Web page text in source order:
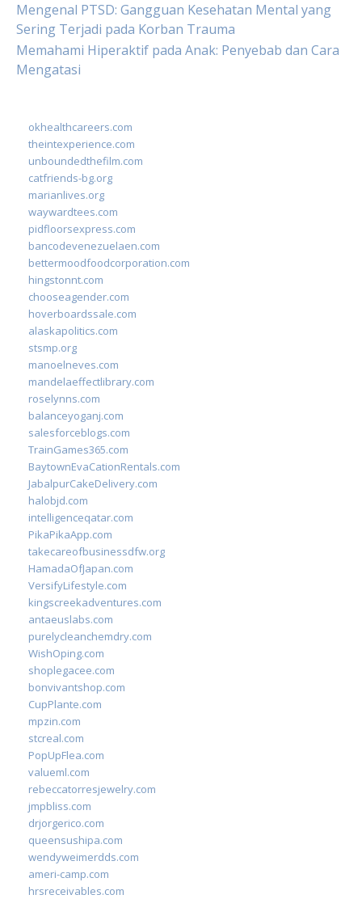
Mengenal PTSD: Gangguan Kesehatan Mental yang
Sering Terjadi pada Korban Trauma
Memahami Hiperaktif pada Anak: Penyebab dan Cara
Mengatasi
okhealthcareers.com
theintexperience.com
unboundedthefilm.com
catfriends-bg.org
marianlives.org
waywardtees.com
pidfloorsexpress.com
bancodevenezuelaen.com
bettermoodfoodcorporation.com
hingstonnt.com
chooseagender.com
hoverboardssale.com
alaskapolitics.com
stsmp.org
manoelneves.com
mandelaeffectlibrary.com
roselynns.com
balanceyoganj.com
salesforceblogs.com
TrainGames365.com
BaytownEvaCationRentals.com
JabalpurCakeDelivery.com
halobjd.com
intelligenceqatar.com
PikaPikaApp.com
takecareofbusinessdfw.org
HamadaOfJapan.com
VersifyLifestyle.com
kingscreekadventures.com
antaeuslabs.com
purelycleanchemdry.com
WishOping.com
shoplegacee.com
bonvivantshop.com
CupPlante.com
mpzin.com
stcreal.com
PopUpFlea.com
valueml.com
rebeccatorresjewelry.com
jmpbliss.com
drjorgerico.com
queensushipa.com
wendyweimerdds.com
ameri-camp.com
hrsreceivables.com